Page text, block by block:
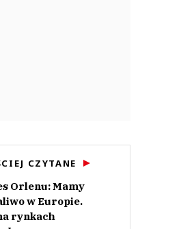
CZYTANE
Orlenu: Mamy
w Europie.
rynkach